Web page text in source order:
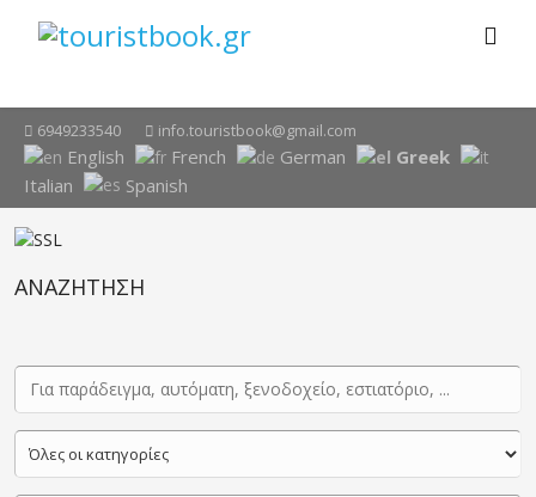
6949233540 info.touristbook@gmail.com
English French German
Greek
Italian
Spanish
ΑΝΑΖΗΤΗΣΗ